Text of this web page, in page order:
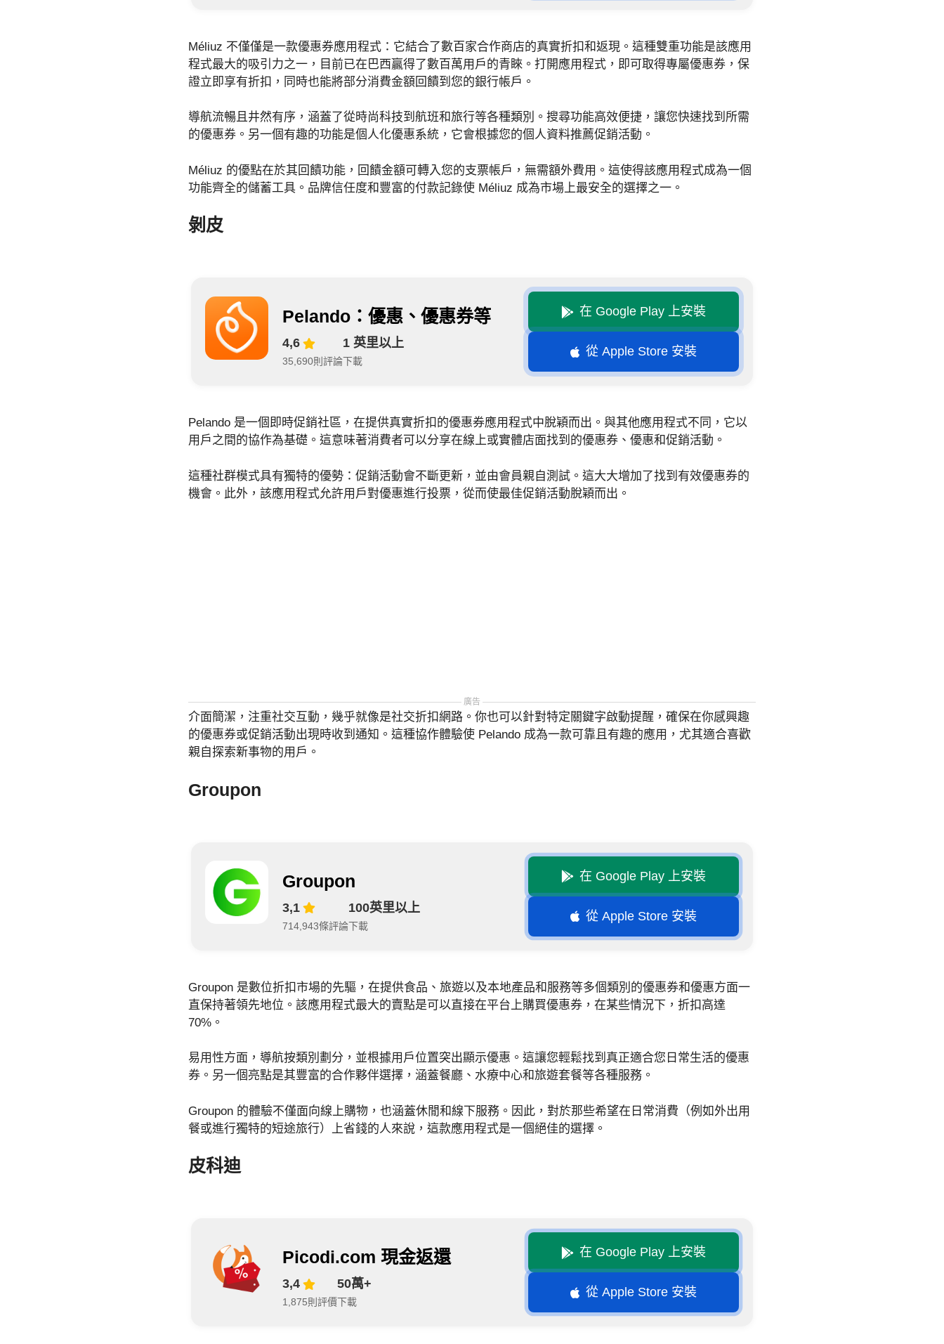
Méliuz 不僅僅是一款優惠券應用程式：它結合了數百家合作商店的真實折扣和返現。這種雙重功能是該應用
程式最大的吸引力之一，目前已在巴西贏得了數百萬用戶的青睞。打開應用程式，即可取得專屬優惠券，保
證立即享有折扣，同時也能將部分消費金額回饋到您的銀行帳戶。
導航流暢且井然有序，涵蓋了從時尚科技到航班和旅行等各種類別。搜尋功能高效便捷，讓您快速找到所需
的優惠券。另一個有趣的功能是個人化優惠系統，它會根據您的個人資料推薦促銷活動。
Méliuz 的優點在於其回饋功能，回饋金額可轉入您的支票帳戶，無需額外費用。這使得該應用程式成為一個
功能齊全的儲蓄工具。品牌信任度和豐富的付款記錄使 Méliuz 成為市場上最安全的選擇之一。
剝皮
Pelando：優惠、優惠券等
4,6
35,690則評論
1 英里以上
下載
在 Google Play 上安裝
從 Apple Store 安裝
Pelando 是一個即時促銷社區，在提供真實折扣的優惠券應用程式中脫穎而出。與其他應用程式不同，它以
用戶之間的協作為基礎。這意味著消費者可以分享在線上或實體店面找到的優惠券、優惠和促銷活動。
這種社群模式具有獨特的優勢：促銷活動會不斷更新，並由會員親自測試。這大大增加了找到有效優惠券的
機會。此外，該應用程式允許用戶對優惠進行投票，從而使最佳促銷活動脫穎而出。
廣告
介面簡潔，注重社交互動，幾乎就像是社交折扣網路。你也可以針對特定關鍵字啟動提醒，確保在你感興趣
的優惠券或促銷活動出現時收到通知。這種協作體驗使 Pelando 成為一款可靠且有趣的應用，尤其適合喜歡
親自探索新事物的用戶。
Groupon
Groupon
3,1
714,943條評論
100英里以上
下載
在 Google Play 上安裝
從 Apple Store 安裝
Groupon 是數位折扣市場的先驅，在提供食品、旅遊以及本地產品和服務等多個類別的優惠券和優惠方面一
直保持著領先地位。該應用程式最大的賣點是可以直接在平台上購買優惠券，在某些情況下，折扣高達
70%。
易用性方面，導航按類別劃分，並根據用戶位置突出顯示優惠。這讓您輕鬆找到真正適合您日常生活的優惠
券。另一個亮點是其豐富的合作夥伴選擇，涵蓋餐廳、水療中心和旅遊套餐等各種服務。
Groupon 的體驗不僅面向線上購物，也涵蓋休閒和線下服務。因此，對於那些希望在日常消費（例如外出用
餐或進行獨特的短途旅行）上省錢的人來說，這款應用程式是一個絕佳的選擇。
皮科迪
Picodi.com 現金返還
3,4
1,875則評價
50萬+
下載
在 Google Play 上安裝
從 Apple Store 安裝